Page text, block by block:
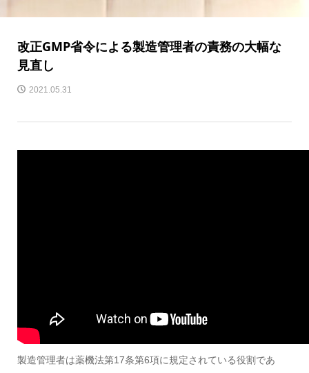
改正GMP省令による製造管理者の責務の大幅な
見直し
2021.05.31
製造管理者は薬機法第17条第6項に規定されている役割であ